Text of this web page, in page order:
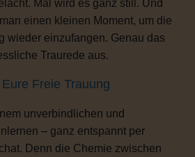
Mal wird es ganz still. Und
einen kleinen Moment, um die
wieder einzufangen. Genau das
Traurede aus.
Freie Trauung
unverbindlichen und
– ganz entspannt per
Denn die Chemie zwischen